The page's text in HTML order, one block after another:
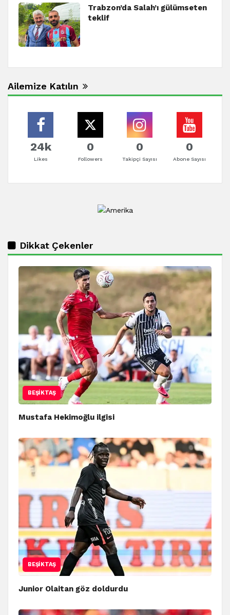
Trabzon’da Salah’ı gülümseten
teklif
Ailemize Katılın
24k
Likes
0
Followers
0
Takipçi Sayısı
0
Abone Sayısı
Dikkat Çekenler
BEŞIKTAŞ
Mustafa Hekimoğlu ilgisi
BEŞIKTAŞ
Junior Olaitan göz doldurdu